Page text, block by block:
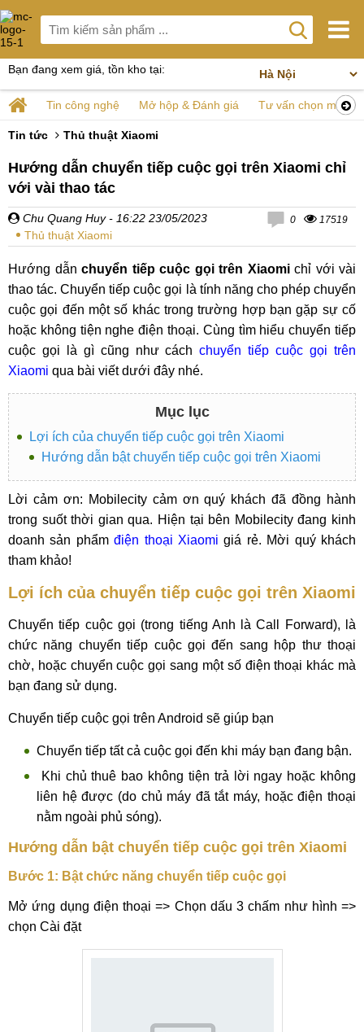
Bạn đang xem giá, tồn kho tại:
Tin công nghệ Mở hộp & Đánh giá Tư vấn chọn mua
Tin tức Thủ thuật Xiaomi
Hướng dẫn chuyển tiếp cuộc gọi trên Xiaomi chỉ
với vài thao tác
Chu Quang Huy - 16:22 23/05/2023
Thủ thuật Xiaomi
0 17519
Hướng dẫn chuyển tiếp cuộc gọi trên Xiaomichỉ với vài
thao tác. Chuyển tiếp cuộc gọi là tính năng cho phép chuyển
cuộc gọi đến một số khác trong trường hợp bạn gặp sự cố
hoặc không tiện nghe điện thoại. Cùng tìm hiểu chuyển tiếp
cuộc gọi là gì cũng như cáchchuyển tiếp cuộc gọi trên
Xiaomi qua bài viết dưới đây nhé.
Mục lục
Lợi ích của chuyển tiếp cuộc gọi trên Xiaomi
Hướng dẫn bật chuyển tiếp cuộc gọi trên Xiaomi
Lời cảm ơn: Mobilecity cảm ơn quý khách đã đồng hành
trong suốt thời gian qua. Hiện tại bên Mobilecity đang kinh
doanh sản phẩmđiện thoại Xiaomi giá rẻ. Mời quý khách
tham khảo!
Lợi ích của chuyển tiếp cuộc gọi trên Xiaomi
Chuyển tiếp cuộc gọi (trong tiếng Anh là Call Forward), là
chức năng chuyển tiếp cuộc gọi đến sang hộp thư thoại
chờ, hoặc chuyển cuộc gọi sang một số điện thoại khác mà
bạn đang sử dụng.
Chuyển tiếp cuộc gọi trên Android sẽ giúp bạn
Chuyển tiếp tất cả cuộc gọi đến khi máy bạn đang bận.
Khi chủ thuê bao không tiện trả lời ngay hoặc không
liên hệ được (do chủ máy đã tắt máy, hoặc điện thoại
nằm ngoài phủ sóng).
Hướng dẫn bật chuyển tiếp cuộc gọi trên Xiaomi
Bước 1: Bật chức năng chuyển tiếp cuộc gọi
Mở ứng dụng điện thoại => Chọn dấu 3 chấm như hình =>
chọn Cài đặt